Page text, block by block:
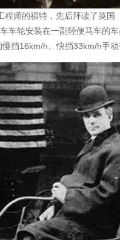
师的福特，先后拜读了英
车轮安装在一副轻便马车的
挡16km/h、快挡33km/h手